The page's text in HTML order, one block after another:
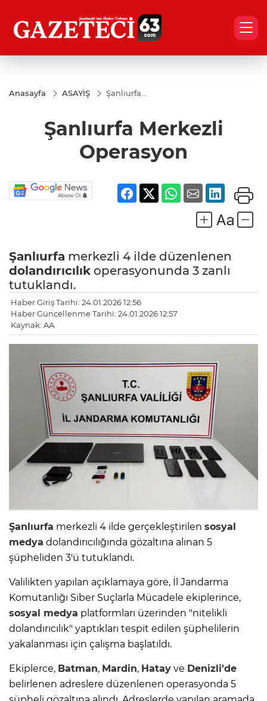
Anasayfa ASAYİŞ
Şanlıurfa
Şanlıurfa Merkezli
Operasyon
Şanlıurfa merkezli 4 ilde düzenlenen
dolandırıcılık operasyonunda 3 zanlı
tutuklandı.
Haber Giriş Tarihi: 24.01.2026 12:56
Haber Güncellenme Tarihi: 24.01.2026 12:57
Kaynak: AA
Şanlıurfa merkezli 4 ilde gerçekleştirilen sosyal
medya dolandırıcılığında gözaltına alınan 5
şüpheliden 3'ü tutuklandı.
Valilikten yapılan açıklamaya göre, İl Jandarma
Komutanlığı Siber Suçlarla Mücadele ekiplerince,
sosyal medya platformları üzerinden "nitelikli
dolandırıcılık" yaptıkları tespit edilen şüphelilerin
yakalanması için çalışma başlatıldı.
Ekiplerce, Batman, Mardin, Hatay ve Denizli'de
belirlenen adreslere düzenlenen operasyonda 5